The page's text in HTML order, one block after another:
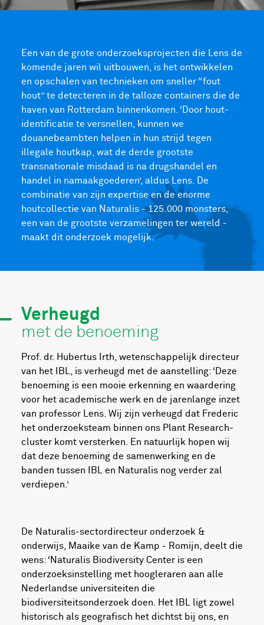
Een van de grote onderzoeksprojecten die Lens de
komende jaren wil uitbouwen, is het ontwikkelen
en opschalen van technieken om sneller “fout
hout” te detecteren in de talloze containers die de
haven van Rotterdam binnenkomen. ‘Door hout-
identificatie te versnellen, kunnen we
douanebeambten helpen in hun strijd tegen
illegale houtkap, wat de derde grootste
transnationale misdaad is na drugshandel en
handel in namaakgoederen’, aldus Lens. De
combinatie van zijn expertise en de enorme
houtcollectie van Naturalis - 125.000 monsters,
een van de grootste verzamelingen ter wereld -
maakt dit onderzoek mogelijk.
Verheugd
met de benoeming
Prof. dr. Hubertus Irth, wetenschappelijk directeur
van het IBL, is verheugd met de aanstelling: ‘Deze
benoeming is een mooie erkenning en waardering
voor het academische werk en de jarenlange inzet
van professor Lens. Wij zijn verheugd dat Frederic
het onderzoeksteam binnen ons Plant Research-
cluster komt versterken. En natuurlijk hopen wij
dat deze benoeming de samenwerking en de
banden tussen IBL en Naturalis nog verder zal
verdiepen.’
De Naturalis-sectordirecteur onderzoek &
onderwijs, Maaike van de Kamp - Romijn, deelt die
wens: ‘Naturalis Biodiversity Center is een
onderzoeksinstelling met hoogleraren aan alle
Nederlandse universiteiten die
biodiversiteitsonderzoek doen. Het IBL ligt zowel
historisch als geografisch het dichtst bij ons, en